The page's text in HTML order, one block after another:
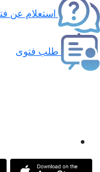
استعلام عن فتوى
طلب فتوى